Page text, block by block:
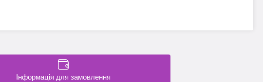
Інформація для замовлення